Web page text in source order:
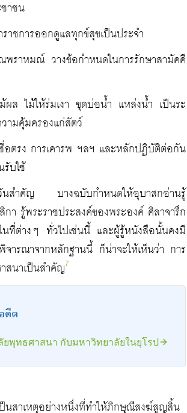
าชน
าชการออกดูแลทุกข์สุขเป็นประจำ
ราหมณ์ วางข้อกำหนดในการรักษาสามัคคี
ผล ไม้ให้ร่มเงา ขุดบ่อน้ำ แหล่งน้ำ เป็นระ
ามคุ้มครองแก่สัตว์
ตรง การเคารพ ฯลฯ และหลักปฏิบัติต่อกัน
บใช้
วันสำคัญ บางฉบับกำหนดให้อุบาสกอ่านรู้
รู้พระราชประสงค์ของพระองค์ ศิลาจารึก
นที่ต่างๆ ทั่วไปเช่นนี้ และผู้รู้หนังสือนั้นคงมี
ารณาจากหลักฐานนี้ ก็น่าจะให้เห็นว่า การ
สนาเป็นสำคัญ7
ดีต
ยพุทธศาสนา กับมหาวิทยาลัยในยุโรป
นสาเหตุอย่างหนึ่งที่ทำให้ภิกษุณีสงฆ์สูญสิ้น